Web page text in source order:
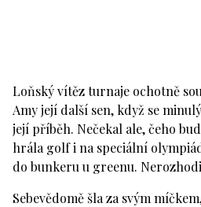
Loňský vítěz turnaje ochotně
Amy její další sen, když se
její příběh. Nečekal ale, čeho
hrála golf i na speciální
do bunkeru u greenu.
Sebevědomě šla za svým